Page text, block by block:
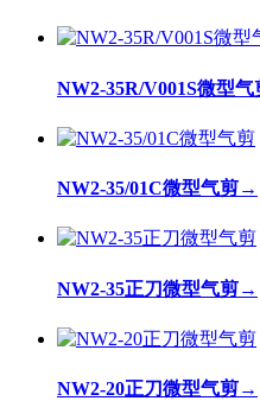
NW2-35R/V001S微型气
NW2-35/01C微型气剪→
NW2-35正刀微型气剪→
NW2-20正刀微型气剪→